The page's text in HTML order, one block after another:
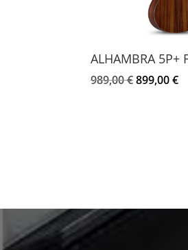
ALHAMBRA 5P+
989,00€El
899,00€El